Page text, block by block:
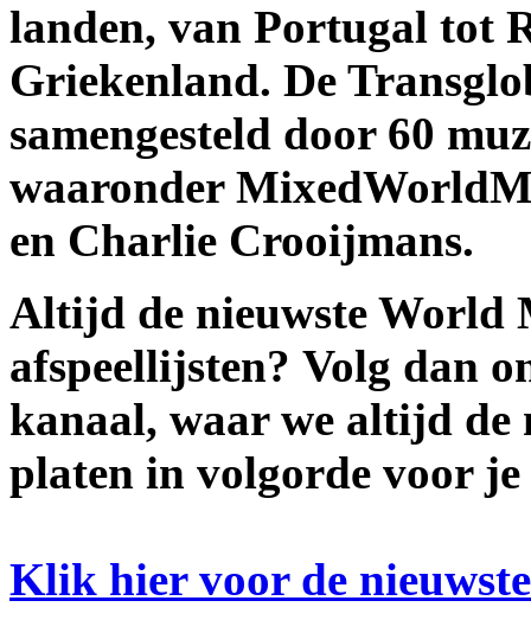
landen, van Portugal tot
Griekenland. De
samengesteld door 60
waaronder
en Charlie Crooijmans.
Altijd de nieuwste World
afspeellijsten? Volg dan
kanaal, waar we altijd
platen in volgorde voor je
Klik hier voor de